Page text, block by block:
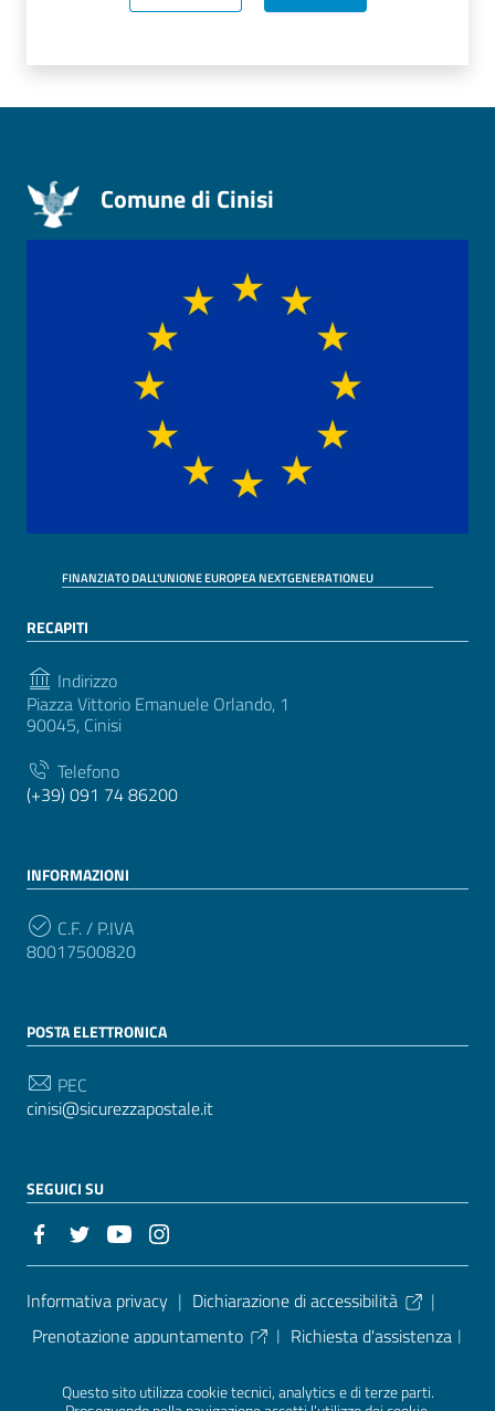
Questo sito utilizza cookie tecnici, analytics e di terze parti.
Comune di Cinisi
FINANZIATO DALL'UNIONE EUROPEA NEXTGENERATIONEU
RECAPITI
Indirizzo
Piazza Vittorio Emanuele Orlando, 1
90045, Cinisi
Telefono
(+39) 091 74 86200
INFORMAZIONI
C.F. / P.IVA
80017500820
POSTA ELETTRONICA
PEC
cinisi@sicurezzapostale.it
SEGUICI SU
Sezione Link Utili
Informativa privacy | Dichiarazione di accessibilità
|
Prenotazione appuntamento
| Richiesta d'assistenza |